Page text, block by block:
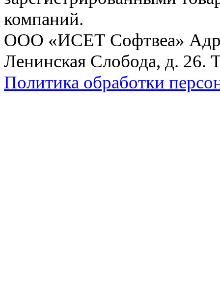
компаний.
ООО «ИСЕТ Софтвеа»
Ленинская Слобода, д. 26.
Политика обработки